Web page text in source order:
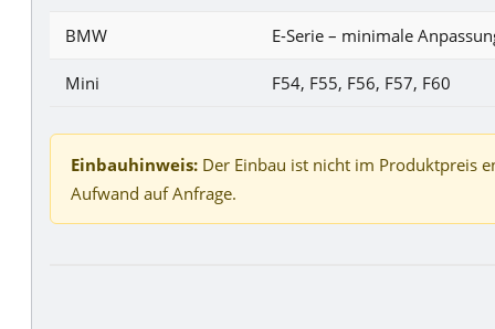
BMW E-Serie – minimale
Mini F54, F55, F56, F57, F60
Einbauhinweis: Der Einbau ist nicht im Produktpreis
Aufwand auf Anfrage.